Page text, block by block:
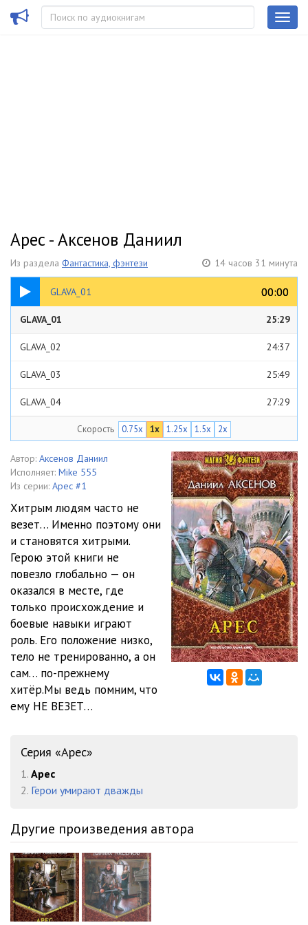
Арес - Аксенов Даниил
Из раздела Фантастика, фэнтези 14 часов 31 минута
GLAVA_01 00:00
00:00
25:29
GLAVA_01 25:29
GLAVA_02 24:37
GLAVA_03 25:49
GLAVA_04 27:29
GLAVA_06 24:38
GLAVA_07 20:18
GLAVA_08 30:56
GLAVA_09 27:04
GLAVA_10 26:24
GLAVA_11 29:57
GLAVA_12 21:48
24:05
GLAVA_14
GLAVA_15
GLAVA_17
GLAVA_18
GLAVA_20 26:25
GLAVA_21
GLAVA_22
Скорость 0.75x 1x 1.25x 1.5x 2x
Автор: Аксенов Даниил
Исполняет: Mike 555
Из серии: Арес #1
Хитрым людям часто не
везет… Именно поэтому они
и становятся хитрыми.
Герою этой книги не
повезло глобально — он
оказался в месте, где
только происхождение и
боевые навыки играют
роль. Его положение низко,
тело не тренированно, а он
сам… по-прежнему
хитёр.Мы ведь помним, что
ему НЕ ВЕЗЕТ…
Серия «Арес»
1. Арес
2. Герои умирают дважды
Другие произведения автора